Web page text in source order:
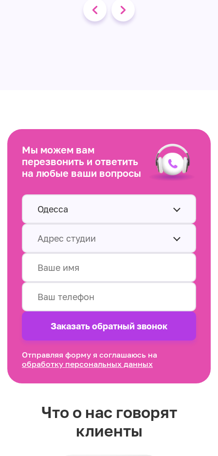
Мы можем вам
перезвонить и ответить
на любые ваши вопросы
Одесса
Адрес студии
Заказать обратный звонок
Отправляя форму я соглашаюсь на
обработку персональных данных
Что о нас говорят
клиенты